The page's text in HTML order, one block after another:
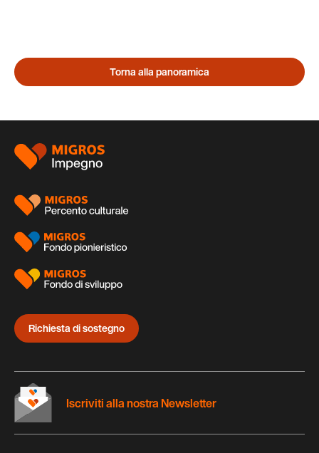
Torna alla panoramica
Piè
pagina
Richiesta di sostegno
Iscriviti alla nostra Newsletter